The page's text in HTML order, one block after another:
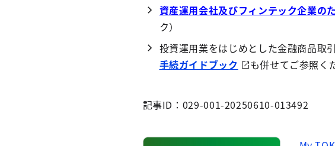
資産運用会社及びフィンテック企業の
ク）
投資運用業をはじめとした金融商品取
手続ガイドブック
も併せてご参照く
記事ID：029-001-20250610-013492